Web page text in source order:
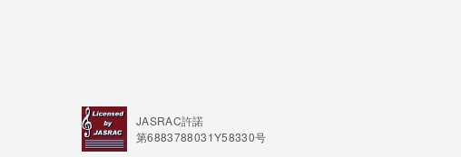
JASRAC許諾
第6883788031Y58330号